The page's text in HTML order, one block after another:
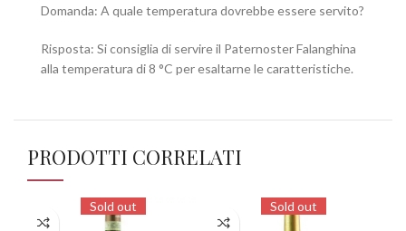
Domanda: A quale temperatura dovrebbe essere servito?
Risposta: Si consiglia di servire il Paternoster Falanghina
alla temperatura di 8 °C per esaltarne le caratteristiche.
PRODOTTI CORRELATI
Sold out Sold out